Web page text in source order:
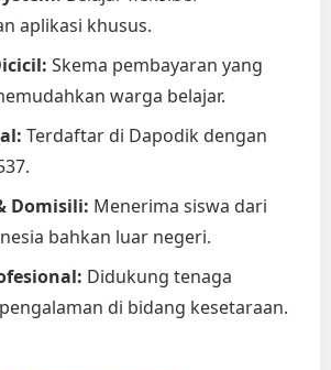
aplikasi khusus.
Skema pembayaran yang
warga belajar.
Terdaftar di Dapodik dengan
Domisili: Menerima siswa dari
bahkan luar negeri.
Didukung tenaga
di bidang kesetaraan.